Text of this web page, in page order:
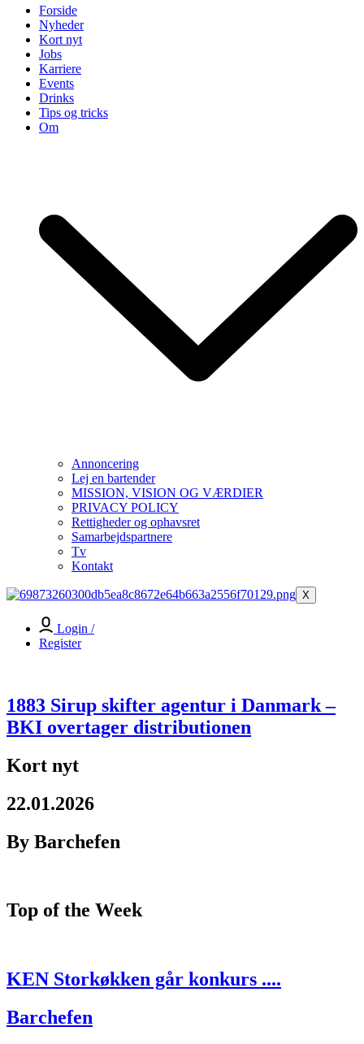
Forside
Nyheder
Kort nyt
Jobs
Karriere
Events
Drinks
Tips og tricks
Om
Annoncering
Lej en bartender
MISSION, VISION OG VÆRDIER
PRIVACY POLICY
Rettigheder og ophavsret
Samarbejdspartnere
Tv
Kontakt
X
Login /
Register
1883 Sirup skifter agentur i Danmark –
BKI overtager distributionen
Kort nyt
22.01.2026
By Barchefen
Top of the Week
KEN Storkøkken går konkurs ....
Barchefen